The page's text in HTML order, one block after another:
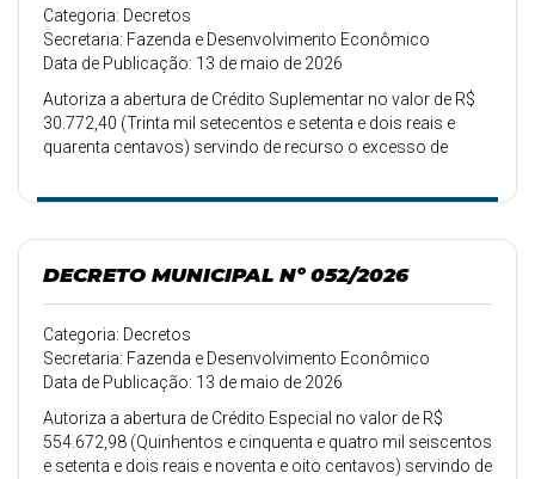
Categoria: Decretos
Secretaria: Fazenda e Desenvolvimento Econômico
Data de Publicação: 13 de maio de 2026
Autoriza a abertura de Crédito Suplementar no valor de R$
30.772,40 (Trinta mil setecentos e setenta e dois reais e
quarenta centavos) servindo de recurso o excesso de
DECRETO MUNICIPAL Nº 052/2026
Categoria: Decretos
Secretaria: Fazenda e Desenvolvimento Econômico
Data de Publicação: 13 de maio de 2026
Autoriza a abertura de Crédito Especial no valor de R$
554.672,98 (Quinhentos e cinquenta e quatro mil seiscentos
e setenta e dois reais e noventa e oito centavos) servindo de